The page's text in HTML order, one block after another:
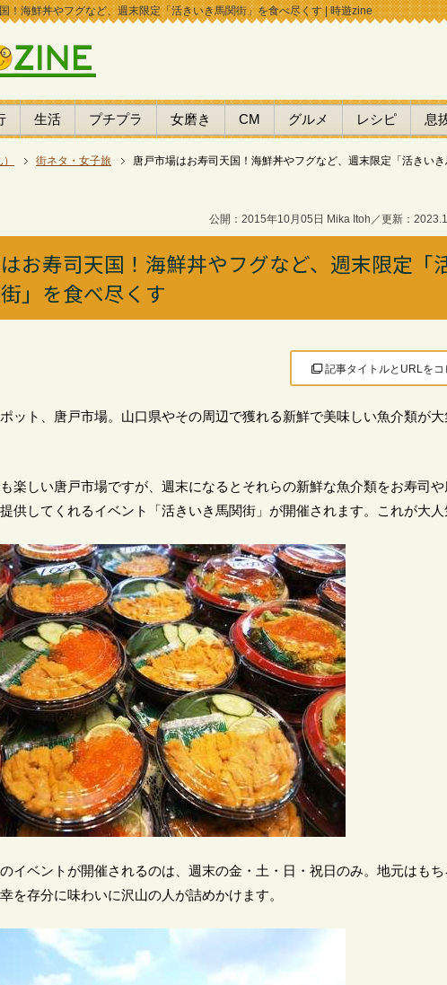
！海鮮丼やフグなど、週末限定「活きいき馬関街」を食べ尽くす | 時遊zine
生活 プチプラ 女磨き CM グルメ レシピ 息
街ネタ・女子旅 唐戸市場はお寿司天国！海鮮丼やフグなど、週末限定「活きい
公開：2015年10月05日 Mika Itoh／更新：
お寿司天国！海鮮丼やフグなど、週末限定「
」を食べ尽くす
記事タイトルとURLをコ
ット、唐戸市場。山口県やその周辺で獲れる新鮮で美味しい魚介類が大
楽しい唐戸市場ですが、週末になるとそれらの新鮮な魚介類をお寿司
供してくれるイベント「活きいき馬関街」が開催されます。これが大人
イベントが開催されるのは、週末の金・土・日・祝日のみ。地元はもち
を存分に味わいに沢山の人が詰めかけます。